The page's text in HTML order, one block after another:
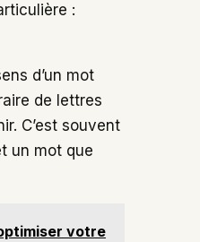
:
d’un mot
de lettres
C’est souvent
un mot que
votre